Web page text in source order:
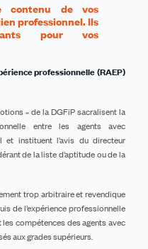
contenu de vos
professionnel. Ils
pour vos
professionnelle (RAEP)
» de la DGFiP sacralisent la
entre les agents avec
et instituent l’avis du directeur
de la liste d’aptitude ou de la
trop arbitraire et revendique
de l’expérience professionnelle
les compétences des agents avec
aux grades supérieurs.